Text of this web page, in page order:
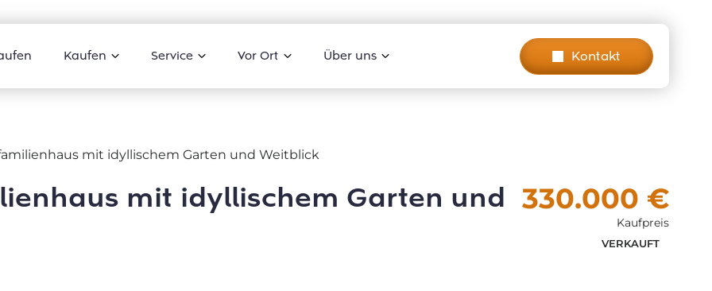
Kaufen Service Vor Ort Über uns Kontakt
mit idyllischem Garten und Weitblick
mit idyllischem Garten und 330.000 €
Kaufpreis
VERKAUFT